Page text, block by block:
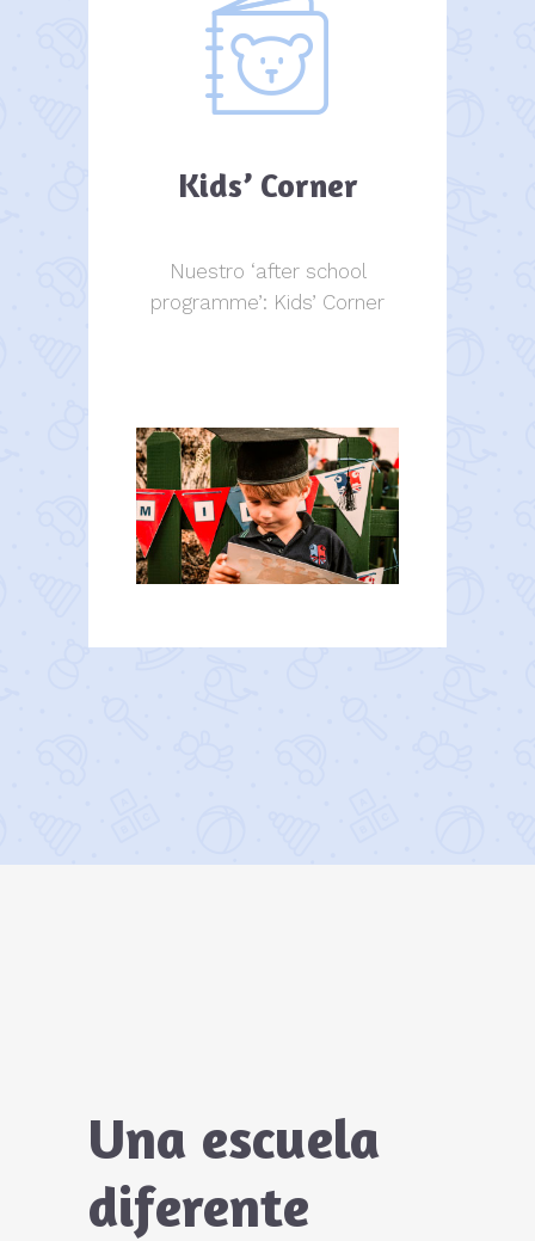
Kids’ Corner
Nuestro ‘after school
programme’: Kids’ Corner
Una escuela
diferente